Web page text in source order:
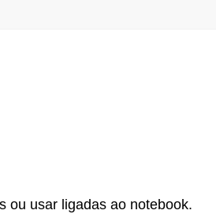
ou usar ligadas ao notebook.